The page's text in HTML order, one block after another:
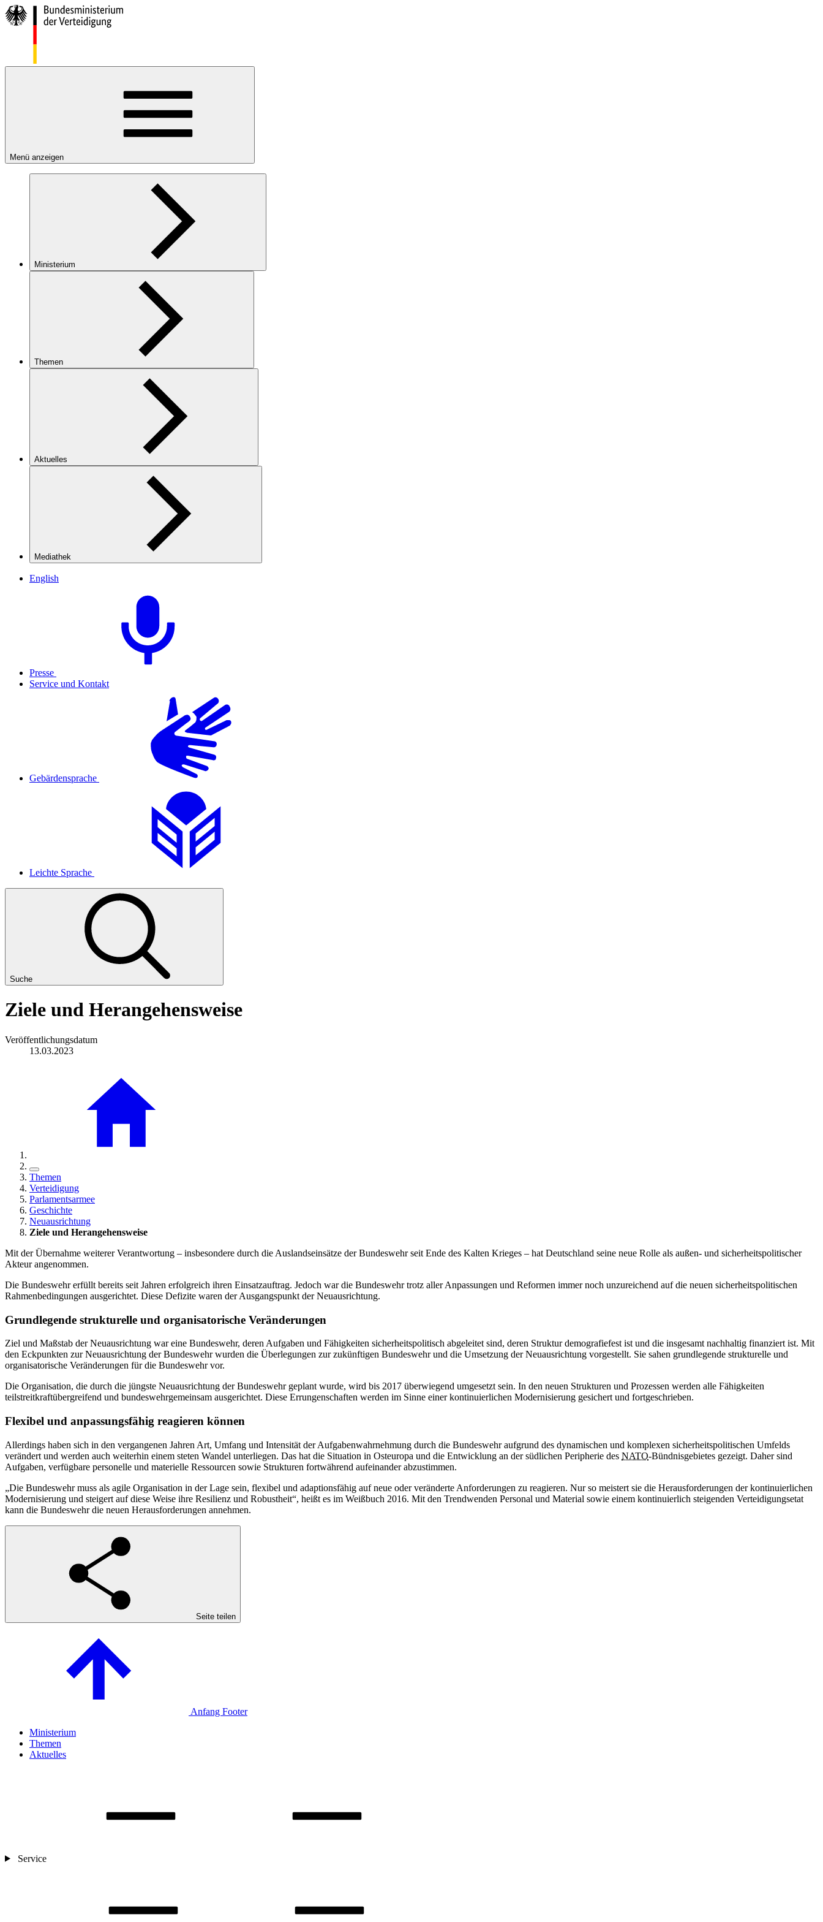
Menü anzeigen
Ministerium
Themen
Aktuelles
Mediathek
English
Presse
Service und Kontakt
Gebärdensprache
Leichte Sprache
Suche
Ziele und Herangehensweise
Veröffentlichungsdatum
13.03.2023
Themen
Verteidigung
Parlamentsarmee
Geschichte
Neuausrichtung
Ziele und Herangehensweise
Mit der Übernahme weiterer Verantwortung – insbesondere durch die Auslandseinsätze der Bundeswehr seit Ende des Kalten Krieges – hat Deutschland seine neue Rolle als außen- und sicherheitspolitischer
Akteur angenommen.
Die Bundeswehr erfüllt bereits seit Jahren erfolgreich ihren Einsatzauftrag. Jedoch war die Bundeswehr trotz aller Anpassungen und Reformen immer noch unzureichend auf die neuen sicherheitspolitischen
Rahmenbedingungen ausgerichtet. Diese Defizite waren der Ausgangspunkt der Neuausrichtung.
Grundlegende strukturelle und organisatorische Veränderungen
Ziel und Maßstab der Neuausrichtung war eine Bundeswehr, deren Aufgaben und Fähigkeiten sicherheitspolitisch abgeleitet sind, deren Struktur demografiefest ist und die insgesamt nachhaltig finanziert ist. Mit
den Eckpunkten zur Neuausrichtung der Bundeswehr wurden die Überlegungen zur zukünftigen Bundeswehr und die Umsetzung der Neuausrichtung vorgestellt. Sie sahen grundlegende strukturelle und
organisatorische Veränderungen für die Bundeswehr vor.
Die Organisation, die durch die jüngste Neuausrichtung der Bundeswehr geplant wurde, wird bis 2017 überwiegend umgesetzt sein. In den neuen Strukturen und Prozessen werden alle Fähigkeiten
teilstreitkraftübergreifend und bundeswehrgemeinsam ausgerichtet. Diese Errungenschaften werden im Sinne einer kontinuierlichen Modernisierung gesichert und fortgeschrieben.
Flexibel und anpassungsfähig reagieren können
Allerdings haben sich in den vergangenen Jahren Art, Umfang und Intensität der Aufgabenwahrnehmung durch die Bundeswehr aufgrund des dynamischen und komplexen sicherheitspolitischen Umfelds
verändert und werden auch weiterhin einem steten Wandel unterliegen. Das hat die Situation in Osteuropa und die Entwicklung an der südlichen Peripherie des NATO-Bündnisgebietes gezeigt. Daher sind
Aufgaben, verfügbare personelle und materielle Ressourcen sowie Strukturen fortwährend aufeinander abzustimmen.
„Die Bundeswehr muss als agile Organisation in der Lage sein, flexibel und adaptionsfähig auf neue oder veränderte Anforderungen zu reagieren. Nur so meistert sie die Herausforderungen der kontinuierlichen
Modernisierung und steigert auf diese Weise ihre Resilienz und Robustheit“, heißt es im Weißbuch 2016. Mit den Trendwenden Personal und Material sowie einem kontinuierlich steigenden Verteidigungsetat
kann die Bundeswehr die neuen Herausforderungen annehmen.
Seite teilen
Anfang Footer
Ministerium
Themen
Aktuelles
Service